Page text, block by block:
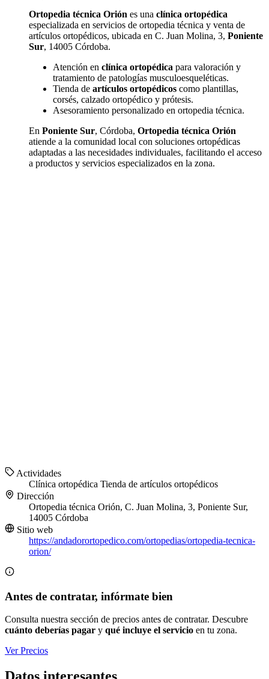
Ortopedia técnica Orión es una clínica ortopédica
especializada en servicios de ortopedia técnica y venta de
artículos ortopédicos, ubicada en C. Juan Molina, 3, Poniente
Sur, 14005 Córdoba.
Atención en clínica ortopédica para valoración y
tratamiento de patologías musculoesqueléticas.
Tienda de artículos ortopédicos como plantillas,
corsés, calzado ortopédico y prótesis.
Asesoramiento personalizado en ortopedia técnica.
En Poniente Sur, Córdoba, Ortopedia técnica Orión
atiende a la comunidad local con soluciones ortopédicas
adaptadas a las necesidades individuales, facilitando el acceso
a productos y servicios especializados en la zona.
Actividades
Clínica ortopédica Tienda de artículos ortopédicos
Dirección
Ortopedia técnica Orión, C. Juan Molina, 3, Poniente Sur,
14005 Córdoba
Sitio web
https://andadorortopedico.com/ortopedias/ortopedia-tecnica-
orion/
Antes de contratar, infórmate bien
Consulta nuestra sección de precios antes de contratar. Descubre
cuánto deberías pagar y qué incluye el servicio en tu zona.
Ver Precios